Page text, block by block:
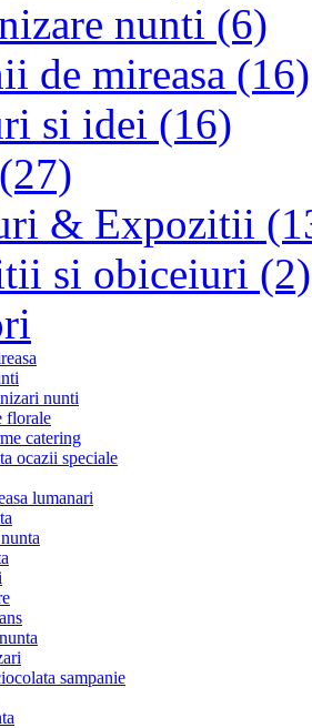
nunti (6)
de mireasa (16)
si idei (16)
& Expozitii
si obiceiuri (2)
nunti
florale
catering
ocazii speciale
lumanari
sampanie